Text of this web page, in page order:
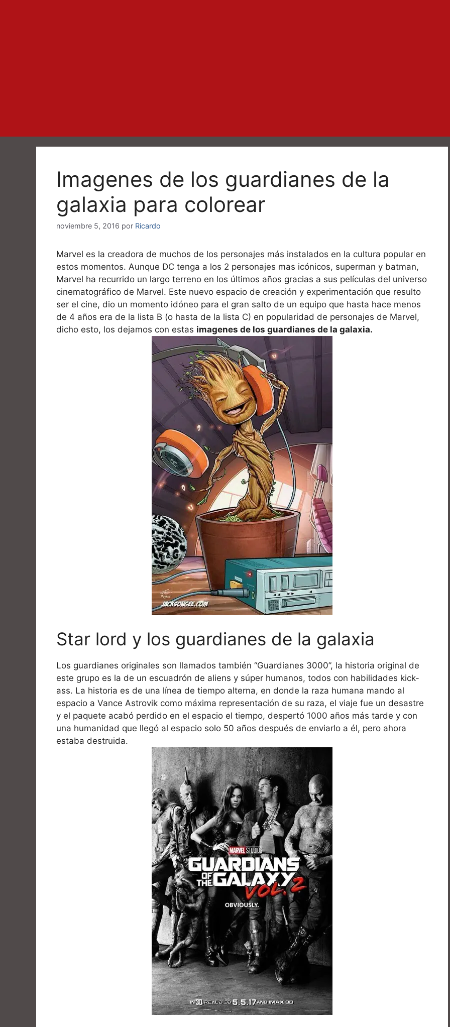
Imagenes de los guardianes de la
galaxia para colorear
noviembre 5, 2016 por Ricardo
Marvel es la creadora de muchos de los personajes más instalados en la cultura popular en
estos momentos. Aunque DC tenga a los 2 personajes mas icónicos, superman y batman,
Marvel ha recurrido un largo terreno en los últimos años gracias a sus películas del universo
cinematográfico de Marvel. Este nuevo espacio de creación y experimentación que resulto
ser el cine, dio un momento idóneo para el gran salto de un equipo que hasta hace menos
de 4 años era de la lista B (o hasta de la lista C) en popularidad de personajes de Marvel,
dicho esto, los dejamos con estas imagenes de los guardianes de la galaxia.
Star lord y los guardianes de la galaxia
Los guardianes originales son llamados también “Guardianes 3000”, la historia original de
este grupo es la de un escuadrón de aliens y súper humanos, todos con habilidades kick-
ass. La historia es de una línea de tiempo alterna, en donde la raza humana mando al
espacio a Vance Astrovik como máxima representación de su raza, el viaje fue un desastre
y el paquete acabó perdido en el espacio el tiempo, despertó 1000 años más tarde y con
una humanidad que llegó al espacio solo 50 años después de enviarlo a él, pero ahora
estaba destruida.